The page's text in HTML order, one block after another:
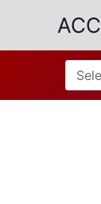
contenido